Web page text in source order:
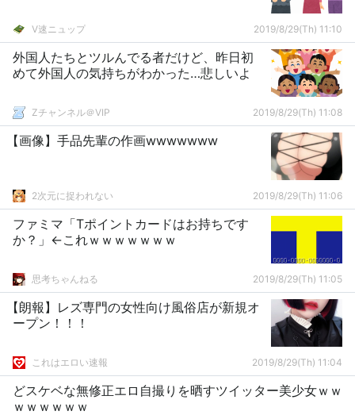
V速ニュップ 2019/8/29(Th) 11:10
外国人たちとツルんでる者だけど、昨日初
めて外国人の気持ちがわかった…悲しいよ
Zチャンネル＠VIP 2019/8/29(Th) 11:08
【画像】手品先輩の作画wwwwwww
2次元に捉われない 2019/8/29(Th) 11:06
ファミマ「Tポイントカードはお持ちです
か？」←これｗｗｗｗｗｗｗ
思考ちゃんねる 2019/8/29(Th) 11:05
【朗報】レズ専門の女性向け風俗店が新規オ
ープン！！！
これはエロい速報 2019/8/29(Th) 11:04
どスケベな無修正エロ自撮りを晒すツイッター美少女ｗｗ
ｗｗｗｗｗｗ